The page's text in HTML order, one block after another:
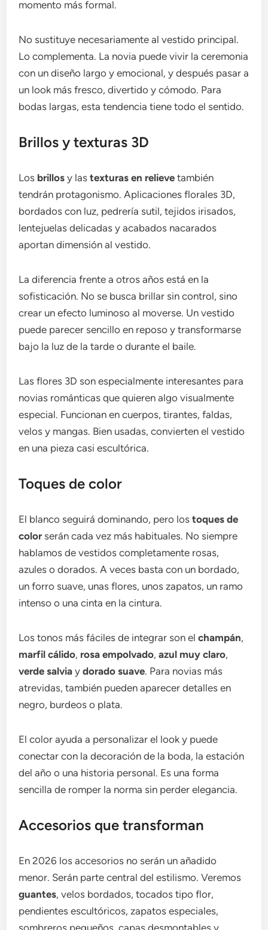
momento más formal.
No sustituye necesariamente al vestido principal.
Lo complementa. La novia puede vivir la ceremonia
con un diseño largo y emocional, y después pasar a
un look más fresco, divertido y cómodo. Para
bodas largas, esta tendencia tiene todo el sentido.
Brillos y texturas 3D
Los brillos y lastexturas en relieve también
tendrán protagonismo. Aplicaciones florales 3D,
bordados con luz, pedrería sutil, tejidos irisados,
lentejuelas delicadas y acabados nacarados
aportan dimensión al vestido.
La diferencia frente a otros años está en la
sofisticación. No se busca brillar sin control, sino
crear un efecto luminoso al moverse. Un vestido
puede parecer sencillo en reposo y transformarse
bajo la luz de la tarde o durante el baile.
Las flores 3D son especialmente interesantes para
novias románticas que quieren algo visualmente
especial. Funcionan en cuerpos, tirantes, faldas,
velos y mangas. Bien usadas, convierten el vestido
en una pieza casi escultórica.
Toques de color
El blanco seguirá dominando, pero lostoques de
colorserán cada vez más habituales. No siempre
hablamos de vestidos completamente rosas,
azules o dorados. A veces basta con un bordado,
un forro suave, unas flores, unos zapatos, un ramo
intenso o una cinta en la cintura.
Los tonos más fáciles de integrar son elchampán,
marfil cálido, rosa empolvado,azul muy claro,
verde salvia ydorado suave. Para novias más
atrevidas, también pueden aparecer detalles en
negro, burdeos o plata.
El color ayuda a personalizar el look y puede
conectar con la decoración de la boda, la estación
del año o una historia personal. Es una forma
sencilla de romper la norma sin perder elegancia.
Accesorios que transforman
En 2026 los accesorios no serán un añadido
menor. Serán parte central del estilismo. Veremos
guantes, velos bordados, tocados tipo flor,
pendientes escultóricos, zapatos especiales,